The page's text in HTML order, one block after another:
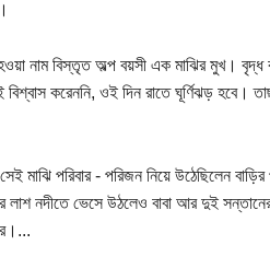
নাম বিস্তৃত অল্প বয়সী এক মাঝির মুখ। বৃদ্ধ
করেননি, ওই দিন রাতে ঘূর্ণিঝড় হবে।
মাঝি পরিবার - পরিজন নিয়ে উঠেছিলেন
লাশ নদীতে ভেসে উঠলেও বাবা আর দুই